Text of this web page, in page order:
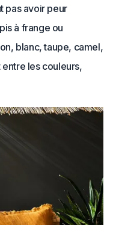
pas avoir peur
à frange ou
blanc, taupe, camel,
les couleurs,